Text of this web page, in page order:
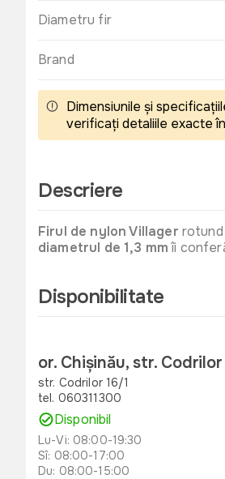
Diametru fir
Brand
Dimensiunile și
verificați detaliile exacte
Descriere
Firul de nylon Villager
diametrul de 1,3 mmîi
Disponibilitate
or. Chișinău, str. Codrilor
str. Codrilor 16/1
tel. 060311300
Disponibil
Lu-Vi: 08:00-19:30
Sî: 08:00-17:00
Du: 08:00-15:00